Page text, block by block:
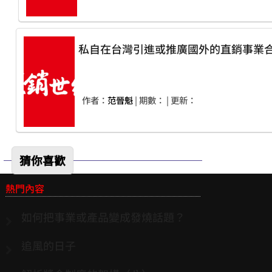
私自在台灣引進或推廣國外的直銷事業
作者： 范晉魁| 期數： | 更新：
猜你喜歡
熱門內容